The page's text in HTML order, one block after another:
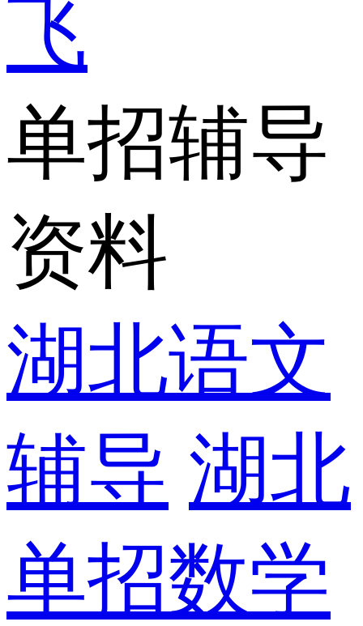
飞
单招辅导
资料
湖北语文
辅导 湖北
单招数学